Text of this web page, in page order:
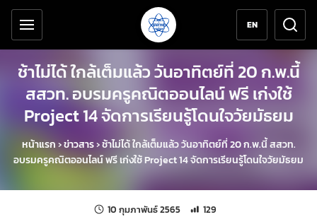
ข้ามไปยังเนื้อหาหลัก
เครื่องมือช่วยเหลือ
EN
ช้าไม่ได้ ใกล้เต็มแล้ว วันอาทิตย์ที่ 20 ก.พ.นี้
สสวท. อบรมครูคณิตออนไลน์ ฟรี เก่งใช้
Project 14 จัดการเรียนรู้โดนใจวัยมัธยม
หน้าแรก›ข่าวสาร›ช้าไม่ได้ ใกล้เต็มแล้ว วันอาทิตย์ที่ 20 ก.พ.นี้ สสวท.
อบรมครูคณิตออนไลน์ ฟรี เก่งใช้ Project 14 จัดการเรียนรู้โดนใจวัยมัธยม
10 กุมภาพันธ์ 2565 แก้ไขล่าสุดเมื่อ:
จำนวนการเข้าชม 129 ครั้ง
129